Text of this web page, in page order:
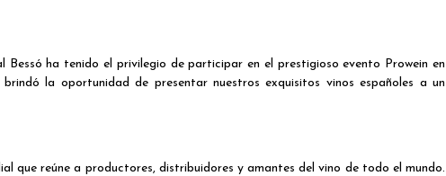
Bessó ha tenido el privilegio de participar en el prestigioso evento Prowein en
la oportunidad de presentar nuestros exquisitos vinos españoles a un
que reúne a productores, distribuidores y amantes del vino de todo el mundo.